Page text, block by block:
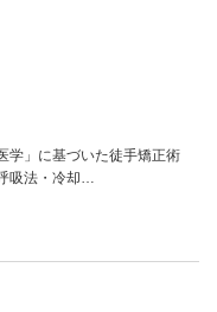
学」に基づいた徒手矯正術
吸法・冷却…